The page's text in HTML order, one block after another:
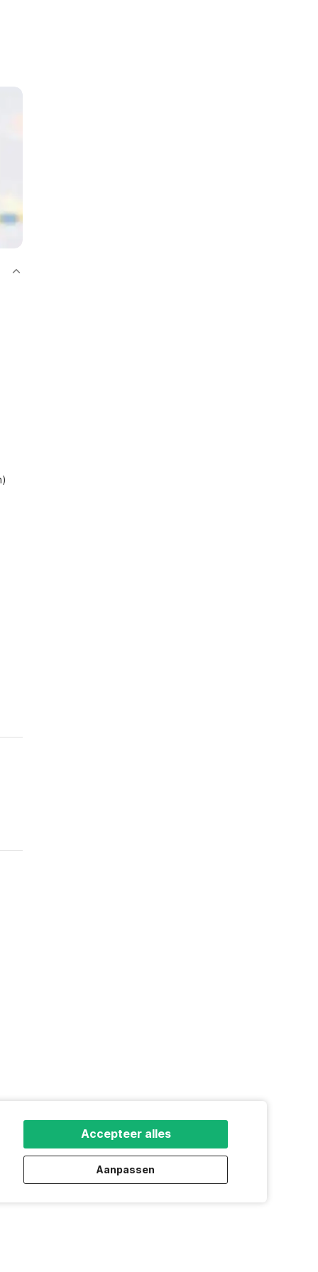
Accepteer alles
Aanpassen